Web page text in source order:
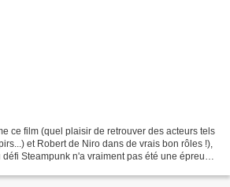
ce film (quel plaisir de retrouver des acteurs tels
et Robert de Niro dans de vrais bon rôles !),
Steampunk n'a vraiment pas été une épreuve.